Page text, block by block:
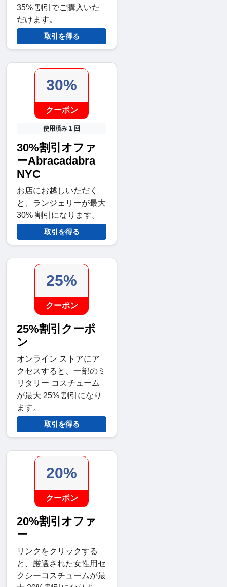
35% 割引でご購入いた
だけます。
取引を得る
30%
クーポン
使用済み 1 回
30%割引オファ
ーAbracadabra
NYC
お店にお越しいただく
と、ランジェリーが最大
30% 割引になります。
取引を得る
25%
クーポン
25%割引クーポ
ン
オンライン ストアにア
クセスすると、一部のミ
リタリー コスチューム
が最大 25% 割引になり
ます。
取引を得る
20%
クーポン
20%割引オファ
ー
リンクをクリックする
と、厳選された女性用セ
クシーコスチュームが最